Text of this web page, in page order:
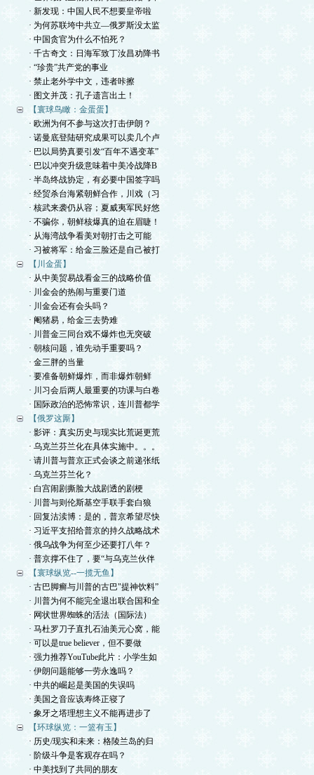
· 新发现：中国人民不想要皇帝啦
· 为何苏联垮中共立—俄罗斯没太监
· 中国贪官为什么不怕死？
· 千古奇文：日海军致丁汝昌劝降书
· “珍贵”共产党的事业
· 禁止老外学中文，违者咔擦
· 图文并茂：孔子遗言出土！
【寰球鸟瞰：金蛋蛋】
· 欧洲为何不参与这次打击伊朗？
· 诺曼底登陆研究成果可以卖几个卢
· 巴以局势真要引发“百年不遇变革”
· 巴以冲突升级意味着中美冷战降B
· 半岛终战协定，有必要中国签字吗
· 经贸杀台海紧朝鲜合作，川戏（习
· 核武来袭仍从容；夏威夷军民好悠
· 不骗你，朝鲜核爆真的迫在眉睫！
· 从海湾战争看美对朝打击之可能
· 习被将军：给金三脸还是自己被打
【川金蛋】
· 从中美贸易战看金三的战略价值
· 川金会的热闹与重要门道
· 川金会还有会头吗？
· 阉猪易，给金三去势难
· 川普金三同台戏不爆炸也无突破
· 朝核问题，谁先动手重要吗？
· 金三胖的当量
· 要准备朝鲜爆炸，而非爆炸朝鲜
· 川习会后两人最重要的功课与白卷
· 国际政治的恐怖常识，连川普都学
【俄罗这厮】
· 影评：真实历史与现实比荒诞更荒
· 乌克兰芬兰化在具体实施中。。。
· 请川普与普京正式会谈之前递张纸
· 乌克兰芬兰化？
· 白宫闹剧撕脸大战剧透的剧梗
· 川普与则伦斯基空手联手套白狼
· 回复沽渎博：是的，普京希望尽快
· 习近平支招给普京的持久战略战术
· 俄乌战争为何至少还要打八年？
· 普京撑不住了，要“与乌克兰伙伴
【寰球纵览--一揽无鱼】
· 古巴脚癣与川普的古巴"提神饮料”
· 川普为何不能完全退出联合国和全
· 网状世界蜘蛛的活法（国际法）
· 马杜罗刀子直扎石油美元心窝，能
· 可以是true believer，但不要做
· 强力推荐YouTube此片：小学生如
· 伊朗问题能够一劳永逸吗？
· 中共的崛起是美国的失误吗
· 美国之音应该寿终正寝了
· 象牙之塔理想主义不能再进步了
【环球纵览：一篮有玉】
· 历史/现实和未来：格陵兰岛的归
· 阶级斗争是客观存在吗？
· 中美找到了共同的朋友